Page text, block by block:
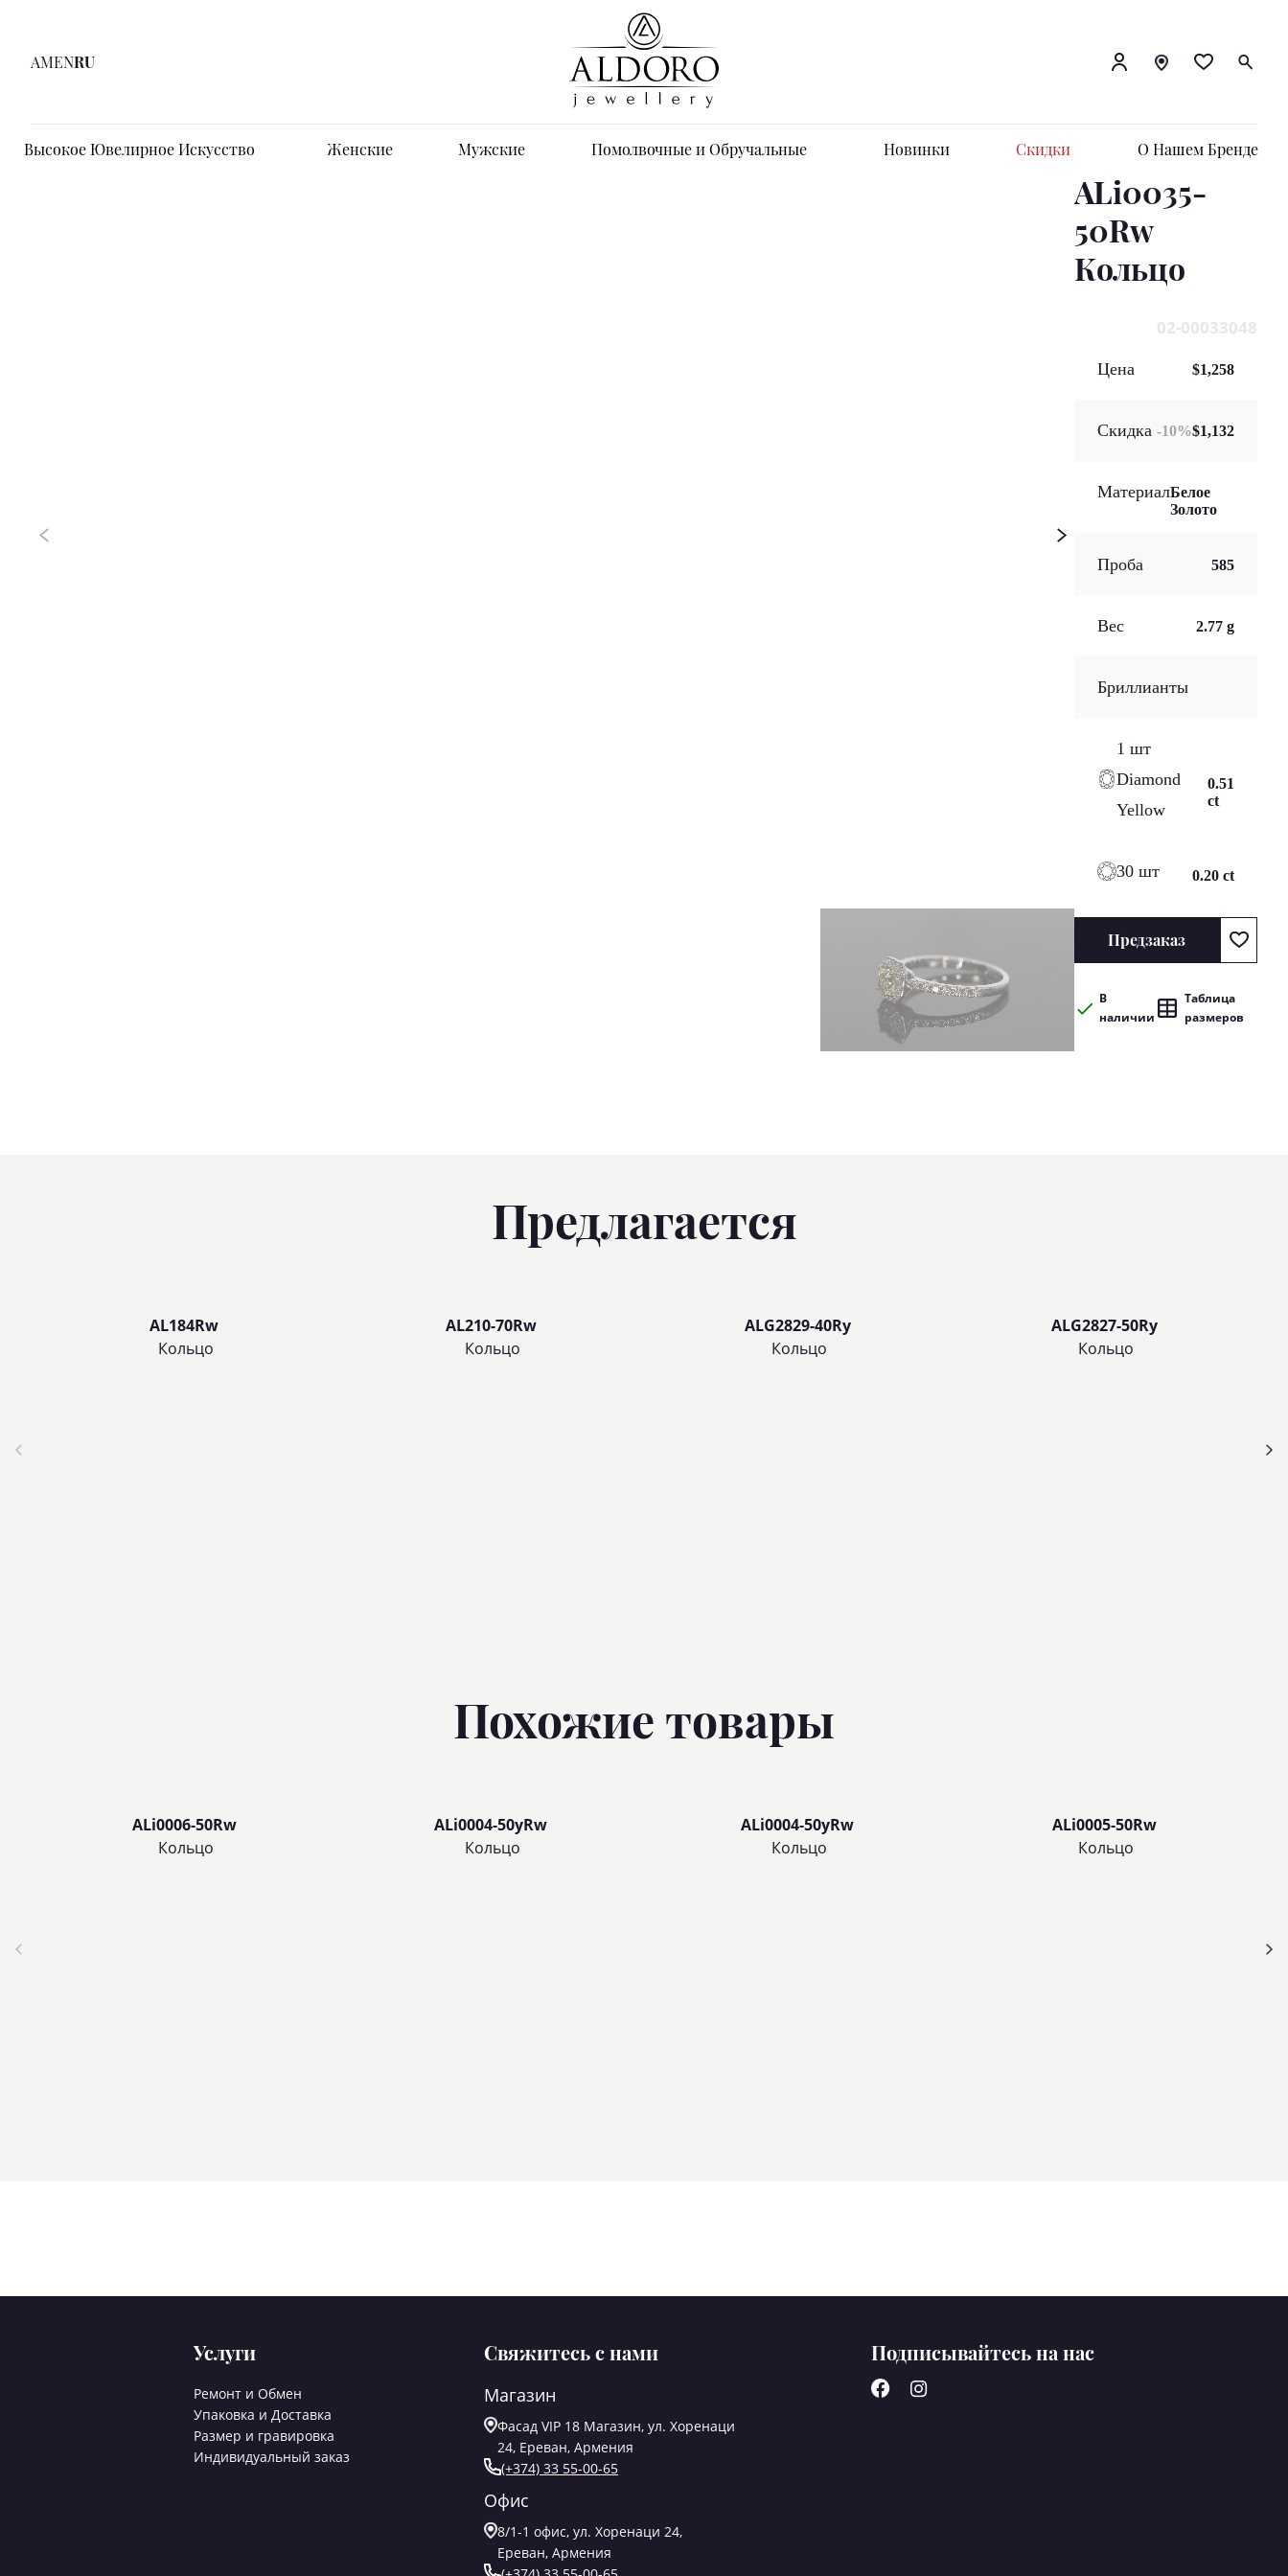
AMENRU
Высокое Ювелирное Искусство Женские Мужские Помолвочные и Обручальные Новинки Скидки О Нашем Бренде
ALi0035-
50Rw
Кольцo
02-00033048
Цена $1,258
Скидка -10%$1,132
МатериалБелое
Золото
Проба 585
Вес 2.77 g
Бриллианты
1 шт
Diamond
Yellow
0.51
ct
30 шт 0.20 ct
Предзаказ
В
наличии
Таблица
размеров
Предлагается
AL184Rw
Кольцo
AL210-70Rw
Кольцo
ALG2829-40Ry
Кольцo
ALG2827-50Ry
Кольцo
Похожие товары
ALi0006-50Rw
Кольцo
ALi0004-50yRw
Кольцo
ALi0004-50yRw
Кольцo
ALi0005-50Rw
Кольцo
Услуги
Ремонт и Обмен
Упаковка и Доставка
Размер и гравировка
Индивидуальный заказ
Свяжитесь с нами
Магазин
Фасад VIP 18 Магазин, ул. Хоренаци
24, Ереван, Армения
(+374) 33 55-00-65
Офис
8/1-1 офис, ул. Хоренаци 24,
Ереван, Армения
Подписывайтесь на нас